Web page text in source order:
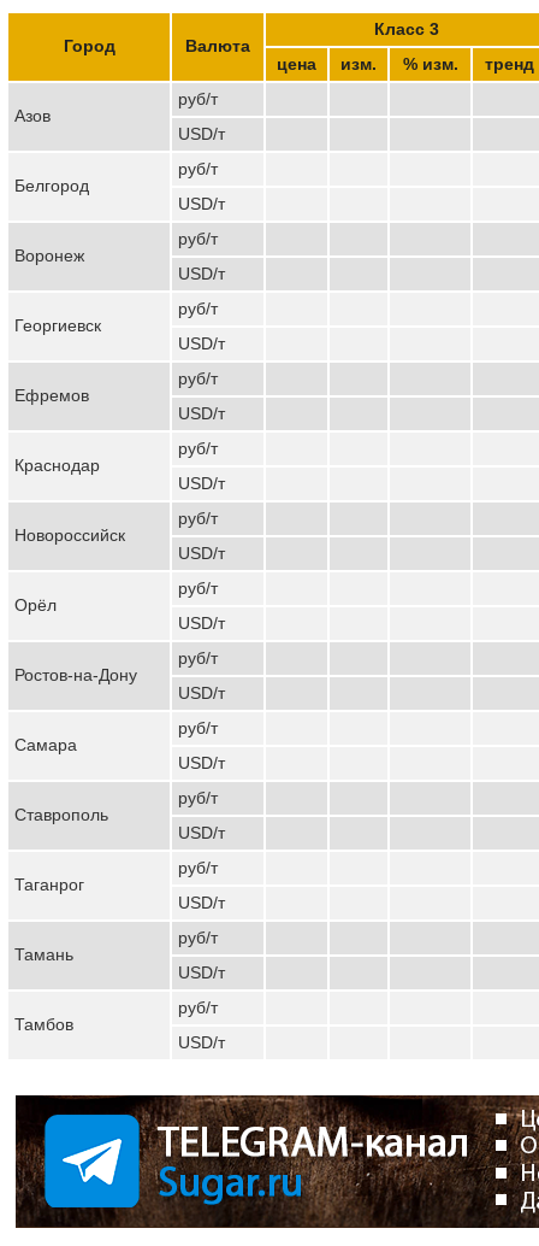
Город Валюта
Класс 3
цена
изм. % изм. тренд
Азов
руб/т
USD/т
Белгород
руб/т
USD/т
Воронеж
руб/т
USD/т
Георгиевск
руб/т
USD/т
Ефремов
руб/т
USD/т
Краснодар
руб/т
USD/т
Новороссийск
руб/т
USD/т
Орёл
руб/т
USD/т
Ростов-на-Дону
руб/т
USD/т
Самара
руб/т
USD/т
Ставрополь
руб/т
USD/т
Таганрог
руб/т
USD/т
Тамань
руб/т
USD/т
Тамбов
руб/т
USD/т